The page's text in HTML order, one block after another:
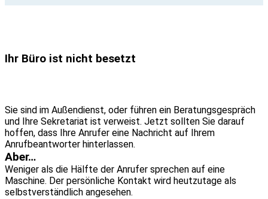
Ihr Büro ist nicht besetzt
Sie sind im Außendienst, oder führen ein Beratungsgespräch
und Ihre Sekretariat ist verweist. Jetzt sollten Sie darauf
hoffen, dass Ihre Anrufer eine Nachricht auf Ihrem
Anrufbeantworter hinterlassen.
Aber…
Weniger als die Hälfte der Anrufer sprechen auf eine
Maschine. Der persönliche Kontakt wird heutzutage als
selbstverständlich angesehen.